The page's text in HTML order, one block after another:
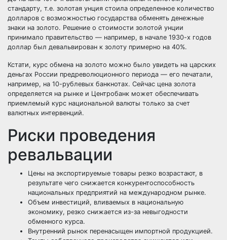
стандарту, т.е. золотая унция стоила определенное количество
долларов с возможностью государства обменять денежные
знаки на золото. Решение о стоимости золотой унции
принимало правительство — например, в начале 1930-х годов
доллар был девальвирован к золоту примерно на 40%.
Кстати, курс обмена на золото можно было увидеть на царских
деньгах России предреволюционного периода — его печатали,
например, на 10-рублевых банкнотах. Сейчас цена золота
определяется на рынке и Центробанк может обеспечивать
приемлемый курс национальной валюты только за счет
валютных интервенций.
Риски проведения
ревальвации
Цены на экспортируемые товары резко возрастают, в
результате чего снижается конкурентоспособность
национальных предприятий на международном рынке.
Объем инвестиций, вливаемых в национальную
экономику, резко снижается из-за невыгодности
обменного курса.
Внутренний рынок перенасыщен импортной продукцией.